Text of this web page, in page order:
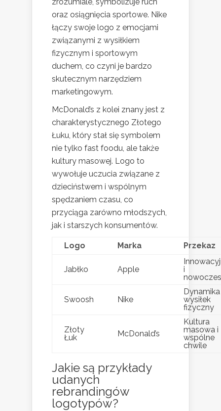
oraz osiągnięcia sportowe. Nike
łączy swoje logo z emocjami
związanymi z wysiłkiem
fizycznym i sportowym
duchem, co czyni je bardzo
skutecznym narzędziem
marketingowym.
McDonald’s z kolei znany jest z
charakterystycznego Złotego
Łuku, który stał się symbolem
nie tylko fast foodu, ale także
kultury masowej. Logo to
wywołuje uczucia związane z
dzieciństwem i wspólnym
spędzaniem czasu, co
przyciąga zarówno młodszych,
jak i starszych konsumentów.
Logo Marka Przekaz
Jabłko Apple
i
Swoosh Nike
Dynamika
wysiłek
fizyczny
Złoty
Łuk
McDonald’s
Kultura
masowa i
wspólne
chwile
Jakie są przykłady
udanych
rebrandingów
logotypów?